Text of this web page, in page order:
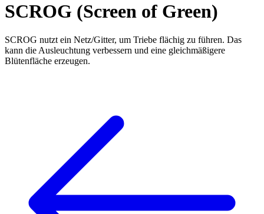
SCROG (Screen of Green)
SCROG nutzt ein Netz/Gitter, um Triebe flächig zu führen. Das
kann die Ausleuchtung verbessern und eine gleichmäßigere
Blütenfläche erzeugen.